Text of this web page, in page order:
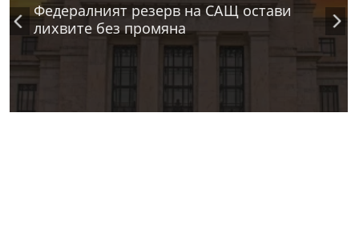
Федералният резерв на САЩ остави
лихвите без промяна